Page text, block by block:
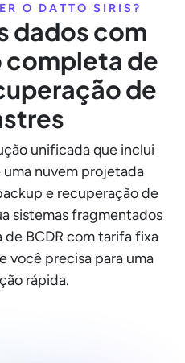
O DATTO SIRIS?
dados com
completa de
de
unificada que inclui
nuvem projetada
e recuperação de
sistemas fragmentados
de BCDR com tarifa fixa
você precisa para uma
rápida.